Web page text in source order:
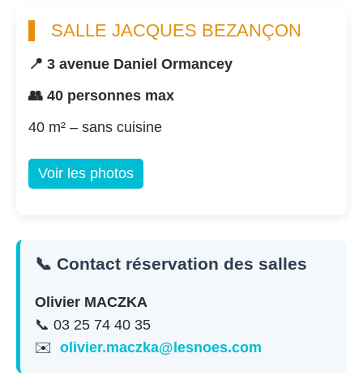
SALLE JACQUES BEZANÇON
📍 3 avenue Daniel Ormancey
👥 40 personnes max
40 m² – sans cuisine
Voir les photos
📞 Contact réservation des salles
Olivier MACZKA
📞 03 25 74 40 35
✉️ olivier.maczka@lesnoes.com